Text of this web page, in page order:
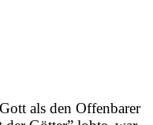
als den Offenbarer